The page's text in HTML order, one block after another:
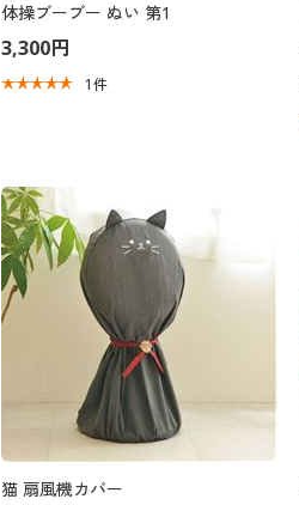
体操ブーブー ぬい 第1
3,300円
1件
猫 扇風機カバー